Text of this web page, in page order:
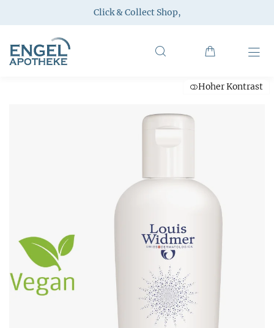
Click & Collect Shop,
Hoher Kontrast